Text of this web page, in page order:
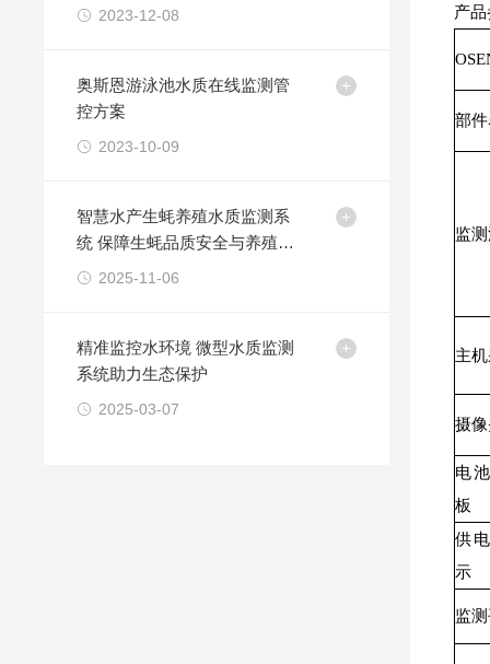
2023-12-08
奥斯恩游泳池水质在线监测管
控方案
2023-10-09
智慧水产生蚝养殖水质监测系
统 保障生蚝品质安全与养殖效
益
2025-11-06
精准监控水环境 微型水质监测
系统助力生态保护
2025-03-07
产
部
监
主
摄
电
板
供
示
监